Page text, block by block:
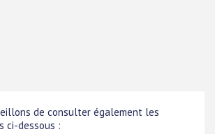
de consulter également les
ci-dessous :